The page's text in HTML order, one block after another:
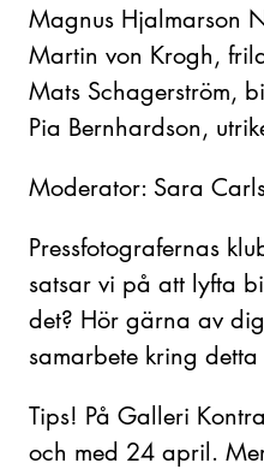
Magnus Hjalmarson
Martin von Krogh,
Mats Schagerström,
Pia Bernhardson,
Moderator: Sara
Pressfotografernas
satsar vi på att lyfta
det? Hör gärna av
samarbete kring
Tips! På Galleri
och med 24 april.